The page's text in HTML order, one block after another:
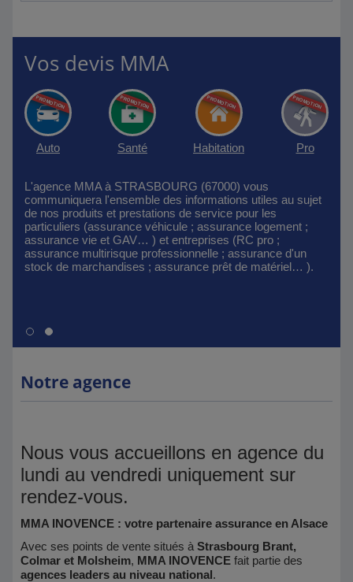
Vos devis MMA
Auto Santé Habitation Pro
L'agence MMA à STRASBOURG (67000) vous
communiquera l'ensemble des informations utiles au sujet
de nos produits et prestations de service pour les
particuliers (assurance véhicule ; assurance logement ;
assurance vie et GAV… ) et entreprises (RC pro ;
assurance multirisque professionnelle ; assurance d'un
stock de marchandises ; assurance prêt de matériel… ).
Notre agence
Nous vous accueillons en agence du
lundi au vendredi uniquement sur
rendez-vous.
MMA INOVENCE : votre partenaire assurance en Alsace
Avec ses points de vente situés à Strasbourg Brant,
Colmar et Molsheim, MMA INOVENCE fait partie des
agences leaders au niveau national .